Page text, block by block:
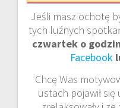
Jeśli masz ochotę
tych luźnych
czwartek o
Facebook
Chcę Was
ustach pojawił się